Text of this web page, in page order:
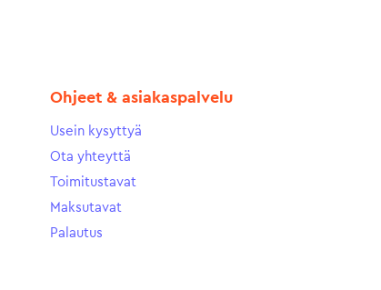
Ohjeet & asiakaspalvelu
Usein kysyttyä
Ota yhteyttä
Toimitustavat
Maksutavat
Palautus